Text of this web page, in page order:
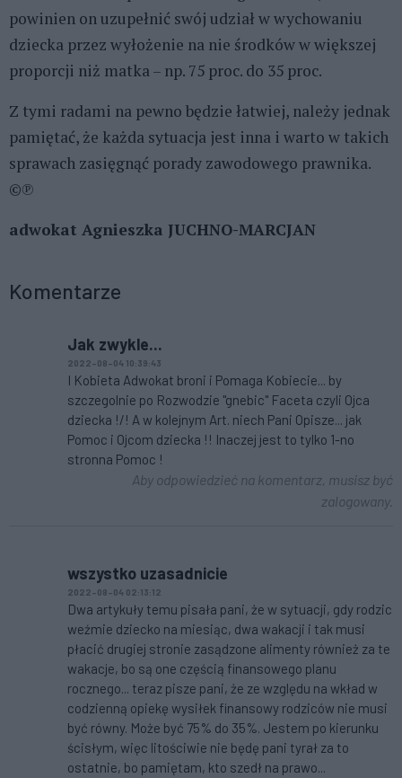
powinien on uzupełnić swój udział w wychowaniu
dziecka przez wyłożenie na nie środków w większej
proporcji niż matka – np. 75 proc. do 35 proc.
Z tymi radami na pewno będzie łatwiej, należy jednak
pamiętać, że każda sytuacja jest inna i warto w takich
sprawach zasięgnąć porady zawodowego prawnika.
©℗
adwokat Agnieszka JUCHNO-MARCJAN
Komentarze
Jak zwykle...
2022-08-04 10:39:43
I Kobieta Adwokat broni i Pomaga Kobiecie... by
szczegolnie po Rozwodzie "gnebic" Faceta czyli Ojca
dziecka !/! A w kolejnym Art. niech Pani Opisze... jak
Pomoc i Ojcom dziecka !! Inaczej jest to tylko 1-no
stronna Pomoc !
Aby odpowiedzieć na komentarz, musisz być
zalogowany.
wszystko uzasadnicie
2022-08-04 02:13:12
Dwa artykuły temu pisała pani, że w sytuacji, gdy rodzic
weźmie dziecko na miesiąc, dwa wakacji i tak musi
płacić drugiej stronie zasądzone alimenty również za te
wakacje, bo są one częścią finansowego planu
rocznego... teraz pisze pani, że ze względu na wkład w
codzienną opiekę wysiłek finansowy rodziców nie musi
być równy. Może być 75% do 35%. Jestem po kierunku
ścisłym, więc litościwie nie będę pani tyrał za to
ostatnie, bo pamiętam, kto szedł na prawo...